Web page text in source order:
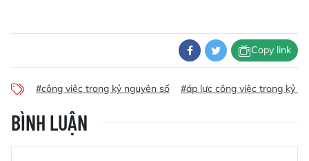
Copy link
#công việc trong kỷ nguyên số #áp lực công việc trong kỷ
BÌNH LUẬN